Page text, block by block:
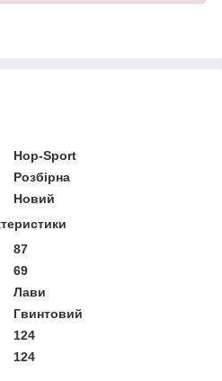
Hop-Sport
Розбірна
Новий
87
69
Лави
Гвинтовий
124
124